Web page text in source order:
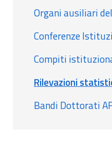
Organi ausiliari
Conferenze
Compiti
Rilevazioni
Bandi Dottorati